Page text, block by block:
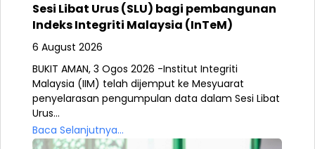
Sesi Libat Urus (SLU) bagi pembangunan
Indeks Integriti Malaysia (InTeM)
6 August 2026
BUKIT AMAN, 3 Ogos 2026 -Institut Integriti
Malaysia (IIM) telah dijemput ke Mesyuarat
penyelarasan pengumpulan data dalam Sesi Libat
Urus...
Baca Selanjutnya...